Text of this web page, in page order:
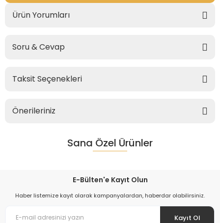
Ürün Yorumları
Soru & Cevap
Taksit Seçenekleri
Önerileriniz
Sana Özel Ürünler
E-Bülten'e Kayıt Olun
Haber listemize kayıt olarak kampanyalardan, haberdar olabilirsiniz.
Kayıt Ol